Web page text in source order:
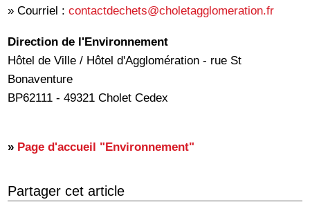
» Courriel :contactdechets@choletagglomeration.fr
Direction de l'Environnement
Hôtel de Ville / Hôtel d'Agglomération - rue St
Bonaventure
BP62111 - 49321 Cholet Cedex
» Page d'accueil "Environnement"
Partager cet article